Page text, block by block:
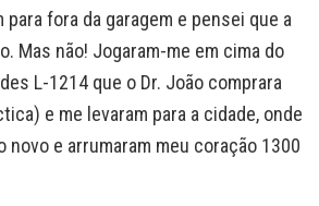
para fora da garagem e pensei que a
Mas não! Jogaram-me em cima do
L-1214 que o Dr. João comprara
e me levaram para a cidade, onde
novo e arrumaram meu coração 1300